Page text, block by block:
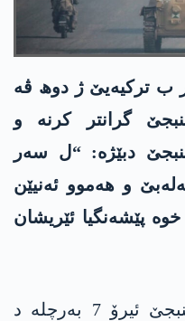
ب ترکیەیێ ژ دوھ ڤە
گرانتر کرنە و
دبێژە: “ل سەر
و ھەموو ئەنیێن
پێشەنگیا ئێریشان
ئەنجوومەنا لەشکەری یا منبجێ ئیرۆ 7 بەرچلە د